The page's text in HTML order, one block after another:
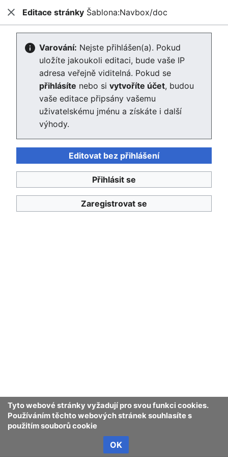
Enviwiki
Editace stránky Šablona:Navbox/doc
Editor se nyní načte. Pokud tuto zprávu stále vidíte po
několika sekundách, prosímobnovte stránku .
Tyto webové stránky vyžadují pro svou funkci cookies.
Používáním těchto webových stránek souhlasíte s
použitím souborů cookie
OK
Klasické
ZavřítEditace stránky Šablona:Navbox/doc
Varování: Nejste přihlášen(a). Pokud
uložíte jakoukoli editaci, bude vaše IP
adresa veřejně viditelná. Pokud se
přihlásíte nebo si vytvoříte účet, budou
vaše editace připsány vašemu
uživatelskému jménu a získáte i další
výhody.
Editovat bez přihlášení
Přihlásit se
Zaregistrovat se